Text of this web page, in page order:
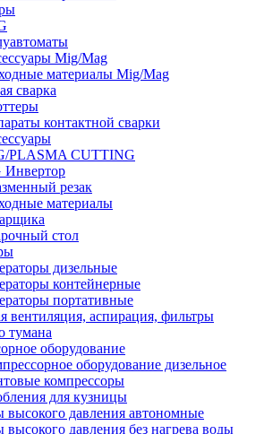
Mig/Mag
материалы Mig/Mag
сварка
контактной сварки
PLASMA CUTTING
Инвертор
резак
материалы
стол
дизельные
контейнерные
портативные
вентиляция, аспирация, фильтры
тумана
оборудование
оборудование дизельное
компрессоры
для кузницы
высокого давления автономные
высокого давления без нагрева воды